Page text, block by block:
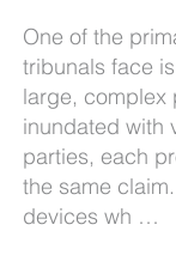
One of the
tribunals face
large, complex
inundated with
parties, each
the same
devices wh …